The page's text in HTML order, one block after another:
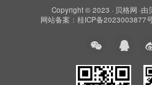
Copyright © 2023 · 贝格网 ·由
网站备案： 桂ICP备2023003877